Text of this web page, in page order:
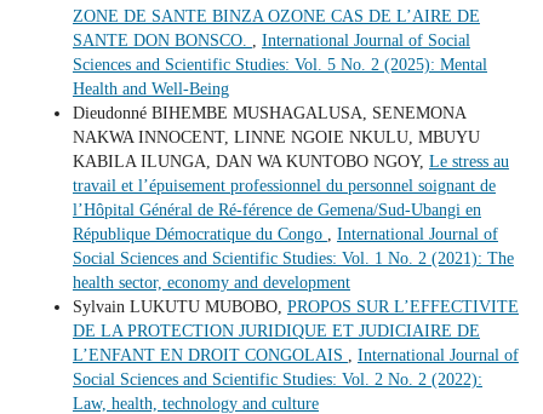
ZONE DE SANTE BINZA OZONE CAS DE L’AIRE DE
SANTE DON BONSCO.
International Journal of Social
Sciences and Scientific Studies: Vol. 5 No. 2 (2025): Mental
Health and Well-Being
Dieudonné BIHEMBE MUSHAGALUSA, SENEMONA
NAKWA INNOCENT, LINNE NGOIE NKULU, MBUYU
KABILA ILUNGA, DAN WA KUNTOBO NGOY, Le stress au
travail et l’épuisement professionnel du personnel soignant de
l’Hôpital Général de Ré-férence de Gemena/Sud-Ubangi en
République Démocratique du Congo
International Journal of
Social Sciences and Scientific Studies: Vol. 1 No. 2 (2021): The
health sector, economy and development
Sylvain LUKUTU MUBOBO, PROPOS SUR L’EFFECTIVITE
DE LA PROTECTION JURIDIQUE ET JUDICIAIRE DE
L’ENFANT EN DROIT CONGOLAIS
International Journal of
Social Sciences and Scientific Studies: Vol. 2 No. 2 (2022):
Law, health, technology and culture